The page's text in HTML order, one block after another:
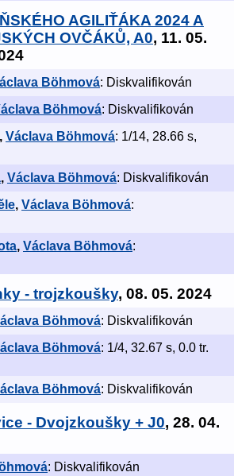
AGILIŤÁKA 2024 A
OVČÁKŮ, A0, 11. 05.
Böhmová: Diskvalifikován
Böhmová: Diskvalifikován
, Václava Böhmová: 1/14, 28.66 s,
, Václava Böhmová: Diskvalifikován
, Václava Böhmová:
, Václava Böhmová:
- trojzkoušky, 08. 05. 2024
Böhmová: Diskvalifikován
Böhmová: 1/4, 32.67 s, 0.0 tr.
Böhmová: Diskvalifikován
- Dvojzkoušky + J0, 28. 04.
: Diskvalifikován